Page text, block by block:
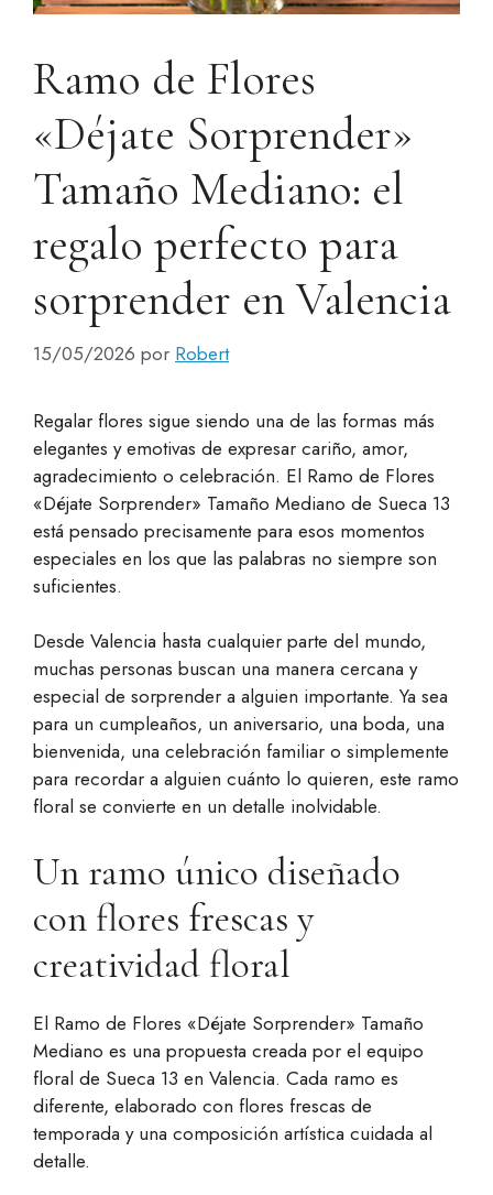
Ramo de Flores
«Déjate Sorprender»
Tamaño Mediano: el
regalo perfecto para
sorprender en Valencia
15/05/2026 por Robert
Regalar flores sigue siendo una de las formas más
elegantes y emotivas de expresar cariño, amor,
agradecimiento o celebración. El Ramo de Flores
«Déjate Sorprender» Tamaño Mediano de Sueca 13
está pensado precisamente para esos momentos
especiales en los que las palabras no siempre son
suficientes.
Desde Valencia hasta cualquier parte del mundo,
muchas personas buscan una manera cercana y
especial de sorprender a alguien importante. Ya sea
para un cumpleaños, un aniversario, una boda, una
bienvenida, una celebración familiar o simplemente
para recordar a alguien cuánto lo quieren, este ramo
floral se convierte en un detalle inolvidable.
Un ramo único diseñado
con flores frescas y
creatividad floral
El Ramo de Flores «Déjate Sorprender» Tamaño
Mediano es una propuesta creada por el equipo
floral de Sueca 13 en Valencia. Cada ramo es
diferente, elaborado con flores frescas de
temporada y una composición artística cuidada al
detalle.